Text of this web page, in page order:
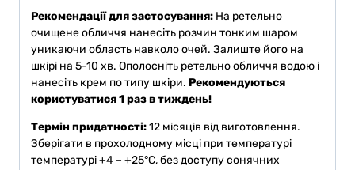
Рекомендації для застосування: На ретельно
очищене обличчя нанесіть розчин тонким шаром
уникаючи область навколо очей. Залиште його на
шкірі на 5-10 хв. Ополосніть ретельно обличчя водою і
нанесіть крем по типу шкіри. Рекомендуються
користуватися 1 раз в тиждень!
Термін придатності:12 місяців від виготовлення.
Зберігати в прохолодному місці при температурі
температурі +4 – +25°C, без доступу сонячних